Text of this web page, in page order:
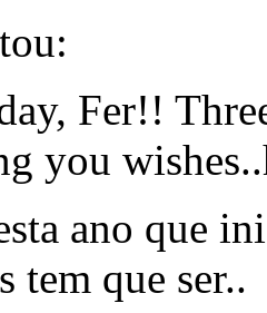
Fer!!
you
ano que
tem que ser..